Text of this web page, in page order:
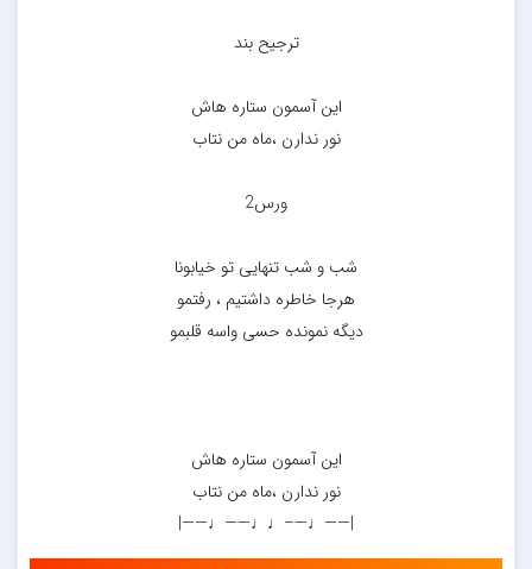
ترجیح بند
این آسمون ستاره هاش
نور ندارن ،ماه من نتاب
ورس2
شب و شب تنهایی تو خیابونا
هرجا خاطره داشتیم ، رفتمو
دیگه نمونده حسی واسه قلبمو
این آسمون ستاره هاش
نور ندارن ،ماه من نتاب
|——♩—–♩♩——♩——|